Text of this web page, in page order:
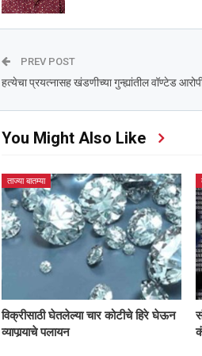
PREV POST
हत्येचा प्रयत्नासह खंडणीच्या गुन्ह्यांतील वॉण्टेड
You Might Also Like
ताज्या बातम्या
विक्रीसाठी घेतलेल्या चार कोटीचे हिरे घेऊन
व्यापार्‍याचे पलायन